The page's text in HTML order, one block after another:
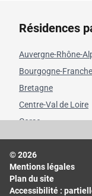
Résidences
Auvergne-Rhône-
Bourgogne-
Bretagne
Centre-Val de Loire
Corse
Grand Est
Hauts-de-France
Île-de-France
Normandie
© 2026
Mentions légales
Plan du site
Accessibilité :